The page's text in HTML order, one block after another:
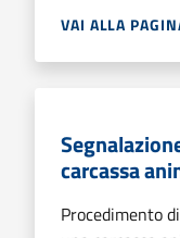
VAI ALLA
carcassa
Procedimento